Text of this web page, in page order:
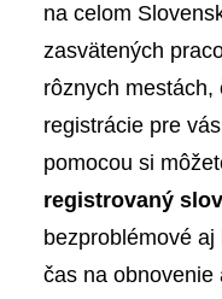
na celom
zasvätených
rôznych
registrácie pre
pomocou si
registrovaný
bezproblémové
čas na obnovenie